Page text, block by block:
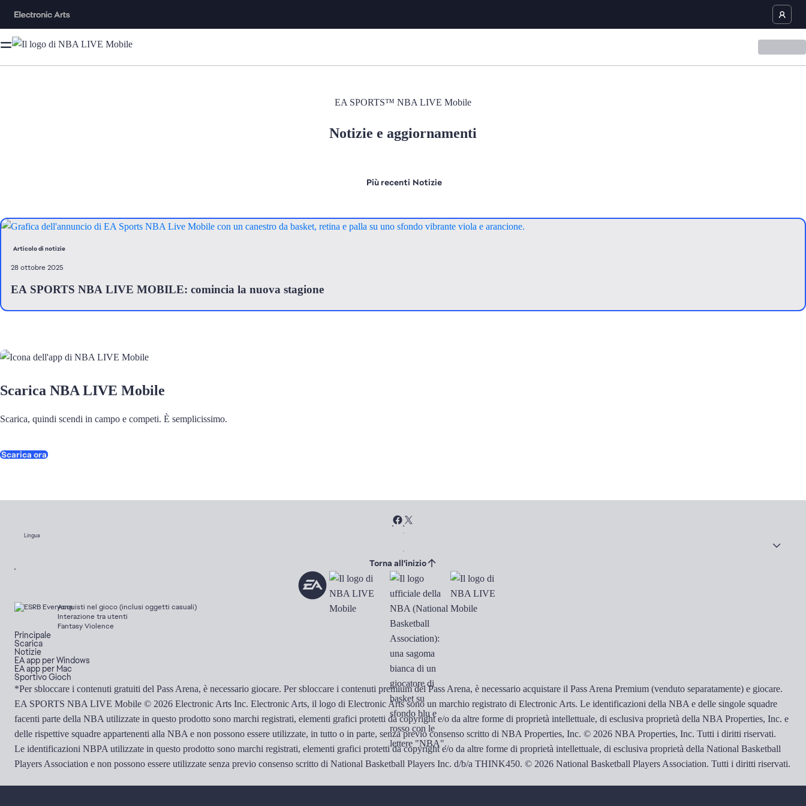
EA SPORTS™ NBA LIVE Mobile
Notizie e aggiornamenti
Più recenti Notizie
Articolo di notizie
28 ottobre 2025
EA SPORTS NBA LIVE MOBILE: comincia la nuova stagione
Scarica NBA LIVE Mobile
Scarica, quindi scendi in campo e competi. È semplicissimo.
Scarica ora
Lingua
Torna all'inizio
Acquisti nel gioco (inclusi oggetti casuali)
Interazione tra utenti
Fantasy Violence
Principale
Scarica
Notizie
EA app per Windows
EA app per Mac
Sportivo Gioch
*Per sbloccare i contenuti gratuiti del Pass Arena, è necessario giocare. Per sbloccare i contenuti premium del Pass Arena, è necessario acquistare il Pass Arena Premium (venduto separatamente) e giocare.
EA SPORTS NBA LIVE Mobile © 2026 Electronic Arts Inc. Electronic Arts, il logo di Electronic Arts sono un marchio registrato di Electronic Arts. Le identificazioni della NBA e delle singole squadre
facenti parte della NBA utilizzate in questo prodotto sono marchi registrati, elementi grafici protetti da copyright e/o da altre forme di proprietà intellettuale, di esclusiva proprietà della NBA Properties, Inc. e
delle rispettive squadre appartenenti alla NBA e non possono essere utilizzate, in tutto o in parte, senza previo consenso scritto di NBA Properties, Inc. © 2026 NBA Properties, Inc. Tutti i diritti riservati.
Le identificazioni NBPA utilizzate in questo prodotto sono marchi registrati, elementi grafici protetti da copyright e/o da altre forme di proprietà intellettuale, di esclusiva proprietà della National Basketball
Players Association e non possono essere utilizzate senza previo consenso scritto di National Basketball Players Inc. d/b/a THINK450. © 2026 National Basketball Players Association. Tutti i diritti riservati.